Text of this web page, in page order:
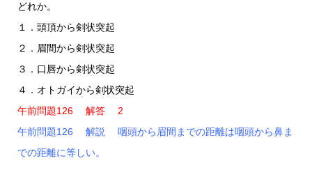
どれか。
１．頭頂から剣状突起
２．眉間から剣状突起
３．口唇から剣状突起
４．オトガイから剣状突起
午前問題126 解答 2
午前問題126 解説 咽頭から眉間までの距離は咽頭から鼻ま
での距離に等しい。